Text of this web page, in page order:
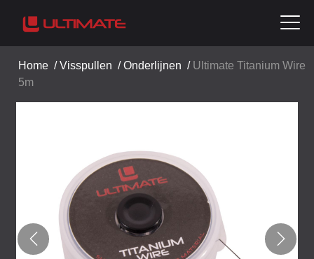
Home /Visspullen /Onderlijnen / Ultimate Titanium Wire
5m